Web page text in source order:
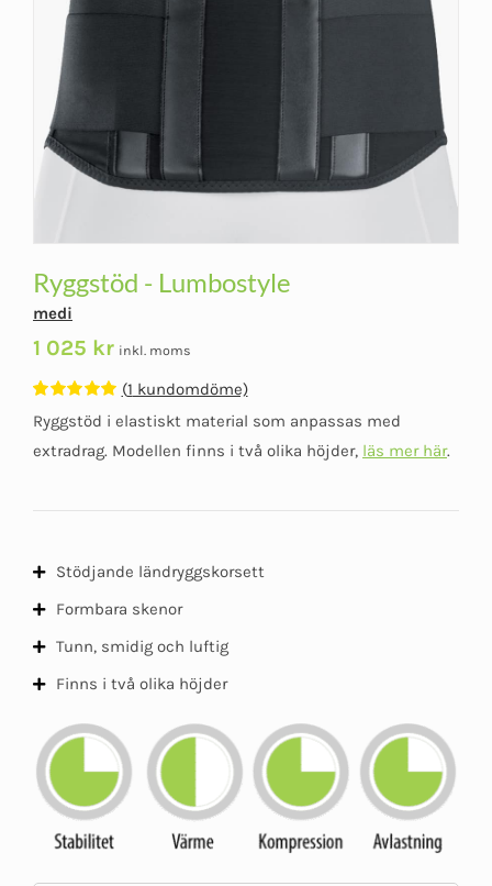
Ryggstöd - Lumbostyle
medi
1 025 kr inkl. moms
Betygsatt
5.00av 5
baserat på
1
kundomdöme
(1 kundomdöme)
Ryggstöd i elastiskt material som anpassas med
extradrag. Modellen finns i två olika höjder, läs mer här.
Stödjande ländryggskorsett
Formbara skenor
Tunn, smidig och luftig
Finns i två olika höjder